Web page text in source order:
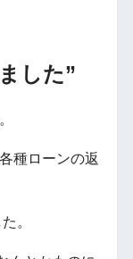
した”
種ローンの返
。